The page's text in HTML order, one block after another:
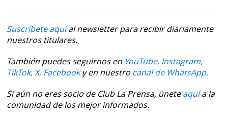
Suscríbete aquíal newsletter para recibir diariamente
nuestros titulares.
También puedes seguirnos en YouTube, Instagram,
TikTok, X, Facebooky en nuestro canal de WhatsApp.
Si aún no eres socio de Club La Prensa, úneteaquía la
comunidad de los mejor informados.